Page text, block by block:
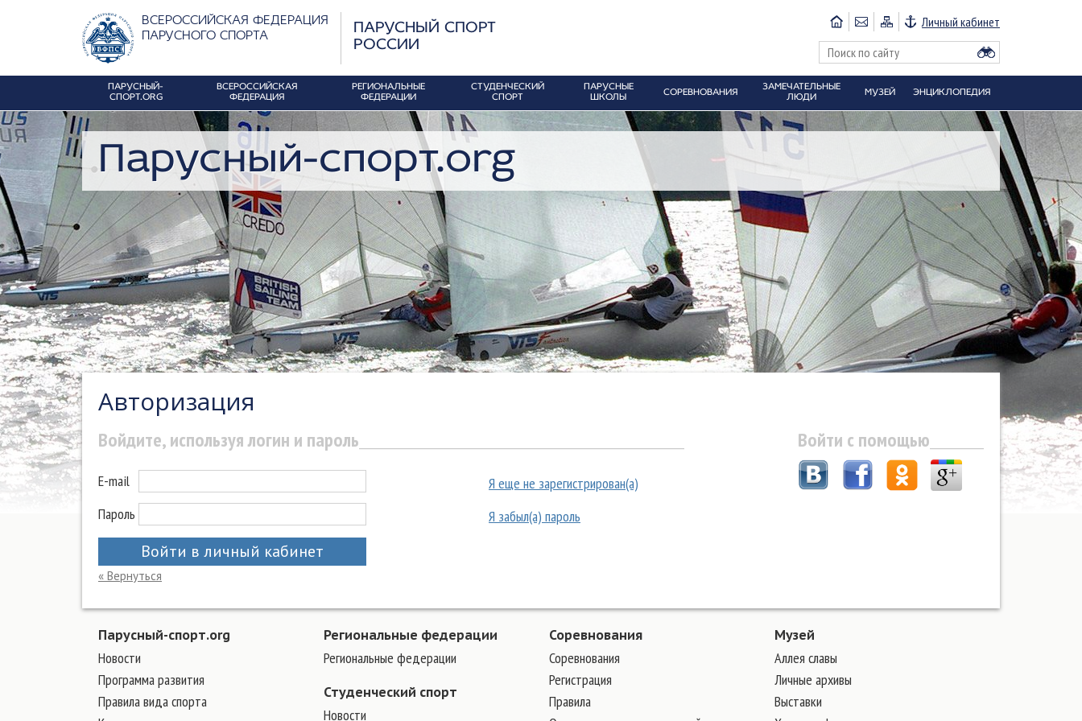
ВСЕРОССИЙСКАЯ ФЕДЕРАЦИЯ
ПАРУСНОГО СПОРТА
ПАРУСНЫЙ СПОРТ
РОССИИ
Личный кабинет
ПАРУСНЫЙ-
СПОРТ.ORG
ВСЕРОССИЙСКАЯ
ФЕДЕРАЦИЯ
РЕГИОНАЛЬНЫЕ
ФЕДЕРАЦИИ
СТУДЕНЧЕСКИЙ
СПОРТ
ПАРУСНЫЕ
ШКОЛЫ
СОРЕВНОВАНИЯ
ЗАМЕЧАТЕЛЬНЫЕ
ЛЮДИ
МУЗЕЙ ЭНЦИКЛОПЕДИЯ
Парусный-спорт.org
Авторизация
Войдите, используя логин и пароль
E-mail
Пароль
Войти в личный кабинет
Я еще не зарегистрирован(а)
Я забыл(а) пароль
« Вернуться
Войти с помощью
Парусный-спорт.org
Новости
Программа развития
Правила вида спорта
Региональные федерации
Региональные федерации
Студенческий спорт
Новости
Соревнования
Соревнования
Регистрация
Правила
Музей
Аллея славы
Личные архивы
Выставки